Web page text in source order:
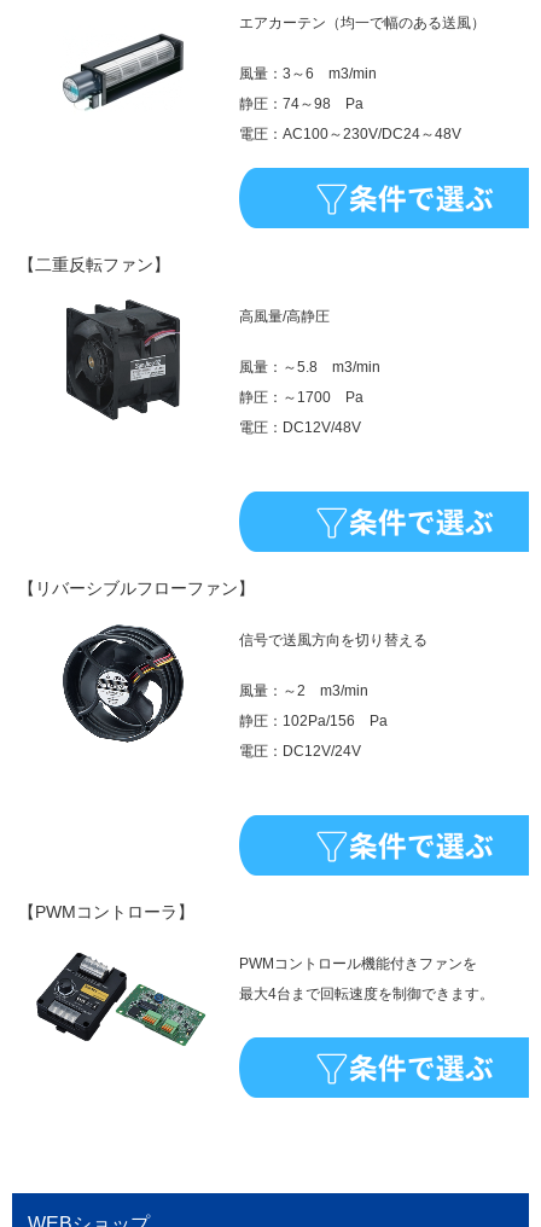
エアカーテン（均一で幅のある送風）
風量：3～6 m3/min
静圧：74～98 Pa
電圧：AC100～230V/DC24～48V
【二重反転ファン】
高風量/高静圧
風量：～5.8 m3/min
静圧：～1700 Pa
電圧：DC12V/48V
【リバーシブルフローファン】
信号で送風方向を切り替える
風量：～2 m3/min
静圧：102Pa/156 Pa
電圧：DC12V/24V
【PWMコントローラ】
PWMコントロール機能付きファンを
最大4台まで回転速度を制御できます。